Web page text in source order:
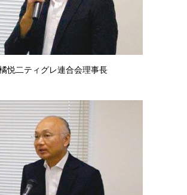
悦二ティグレ連合会理事長